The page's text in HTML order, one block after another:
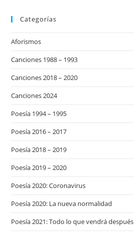
Categorías
Aforismos
Canciones 1988 – 1993
Canciones 2018 – 2020
Canciones 2024
Poesía 1994 – 1995
Poesía 2016 – 2017
Poesía 2018 – 2019
Poesía 2019 – 2020
Poesía 2020: Coronavirus
Poesía 2020: La nueva normalidad
Poesía 2021: Todo lo que vendrá después